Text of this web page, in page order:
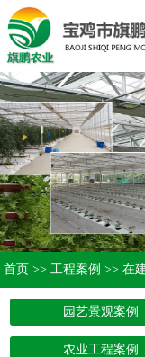
首页 >> 工程案例 >> 在
园艺景观案例
农业工程案例